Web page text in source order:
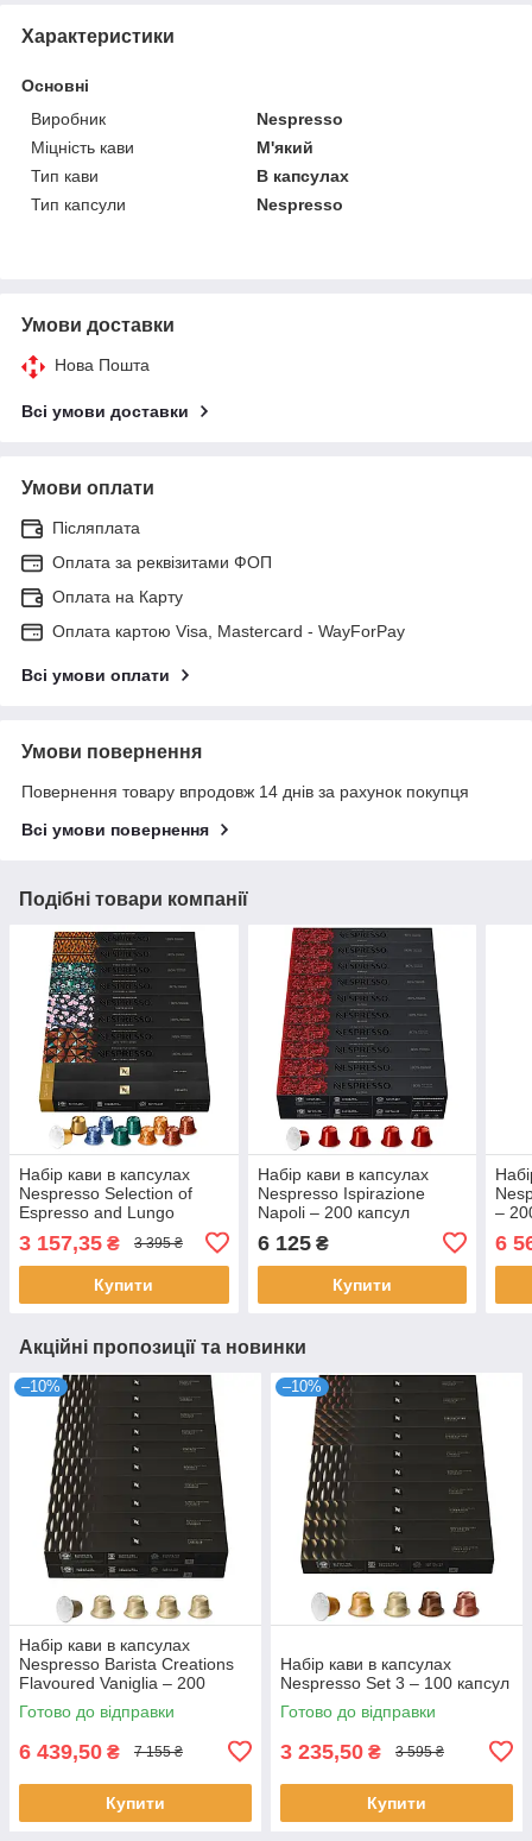
Характеристики
Основні
Виробник
Nespresso
Міцність кави
М'який
Тип кави
В капсулах
Тип капсули
Nespresso
Умови доставки
Нова Пошта
Всі умови доставки
Умови оплати
Післяплата
Оплата за реквізитами ФОП
Оплата на Карту
Оплата картою Visa, Mastercard - WayForPay
Всі умови оплати
Умови повернення
Повернення товару впродовж 14 днів за рахунок покупця
Всі умови повернення
Подібні товари компанії
Набір кави в капсулах
Nespresso Selection of
Espresso and Lungo
3 157,35 ₴ 3 395 ₴
Купити
Набір кави в капсулах
Nespresso Ispirazione
Napoli – 200 капсул
6 125₴
Купити
–
6
Акційні пропозиції та новинки
–10%
Набір кави в капсулах
Nespresso Barista Creations
Flavoured Vaniglia – 200
капсул
Готово до відправки
6 439,50 ₴ 7 155 ₴
Купити
–10%
Набір кави в капсулах
Nespresso Set 3 – 100 капсул
Готово до відправки
3 235,50 ₴ 3 595 ₴
Купити